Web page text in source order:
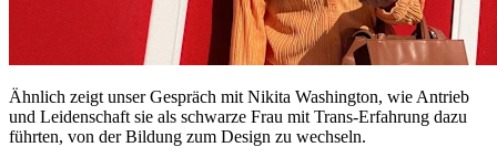
Ähnlich zeigt unser Gespräch mit Nikita Washington, wie Antrieb
und Leidenschaft sie als schwarze Frau mit Trans-Erfahrung dazu
führten, von der Bildung zum Design zu wechseln.